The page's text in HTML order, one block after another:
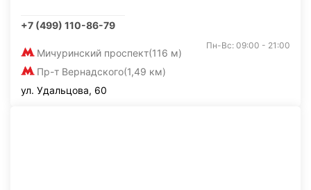
+7 (499) 110-86-79
Мичуринский проспект(116 м)
Пр-т Вернадского(1,49 км)
Пн-Вс: 09:00 - 21:00
ул. Удальцова, 60